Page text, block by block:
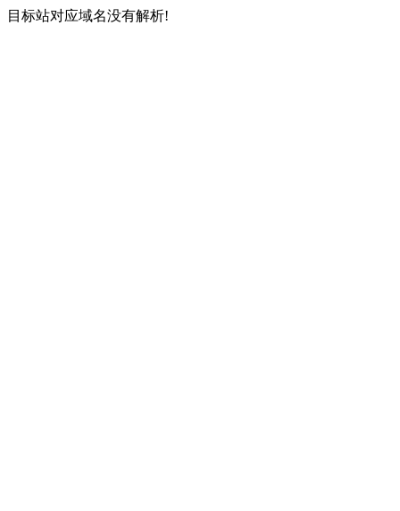
目标站对应域名没有解析!